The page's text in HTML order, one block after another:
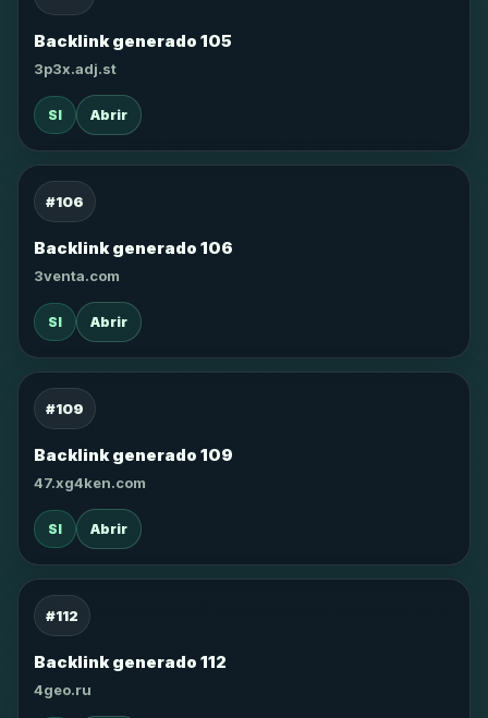
Backlink generado 105
3p3x.adj.st
SI Abrir
#106
Backlink generado 106
3venta.com
SI Abrir
#109
Backlink generado 109
47.xg4ken.com
SI Abrir
#112
Backlink generado 112
4geo.ru